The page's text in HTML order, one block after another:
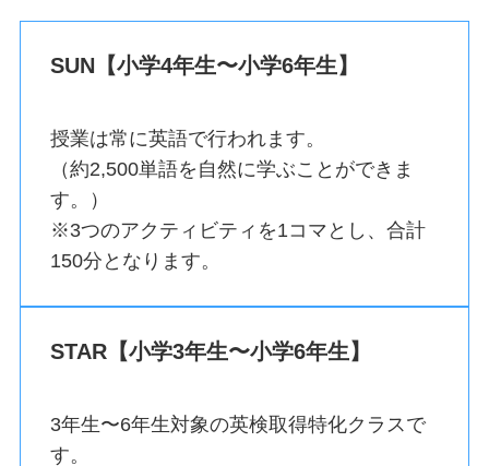
SUN【小学4年生〜小学6年生】
授業は常に英語で行われます。
（約2,500単語を自然に学ぶことができま
す。）
※3つのアクティビティを1コマとし、合計
150分となります。
STAR【小学3年生〜小学6年生】
3年生〜6年生対象の英検取得特化クラスで
す。